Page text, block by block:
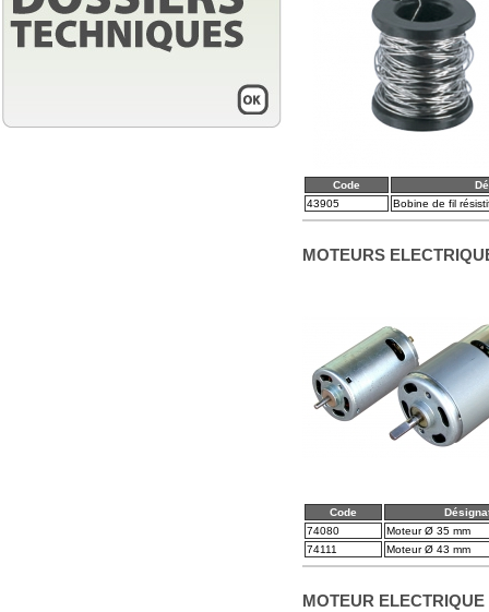
Code
43905
Bobine de fil
MOTEURS
Code
74080
Moteur Ø 35 mm
74111
Moteur Ø 43 mm
MOTEUR ELECTRIQUE